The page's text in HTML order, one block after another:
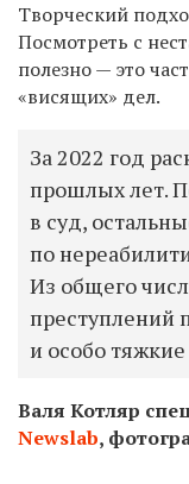
Творческий
Посмотреть с
полезно — это
«висящих» дел.
За 2022 год
прошлых лет.
в суд,
по
Из общего
преступлений
и особо
Валя Котляр
Newslab,